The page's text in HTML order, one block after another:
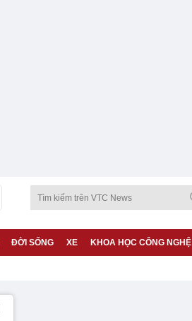
ĐỜI SỐNG XE KHOA HỌC CÔNG NGHỆ